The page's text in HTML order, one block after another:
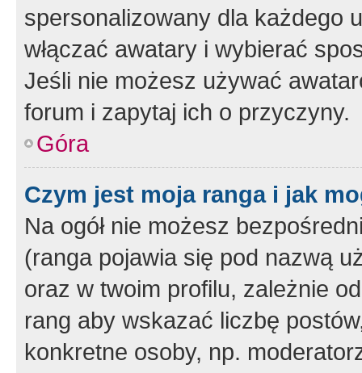
spersonalizowany dla każdego
włączać awatary i wybierać
Jeśli nie możesz używać
forum i zapytaj ich o przyczyny.
Góra
Czym jest moja ranga i jak
Na ogół nie możesz
(ranga pojawia się pod nazwą
oraz w twoim profilu, zależnie
rang aby wskazać liczbę
konkretne osoby, np.